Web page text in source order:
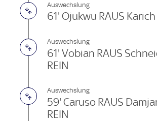
Auswechslung
61' Ojukwu RAUS Karich
Auswechslung
61' Vobian RAUS
REIN
Auswechslung
59' Caruso RAUS
REIN